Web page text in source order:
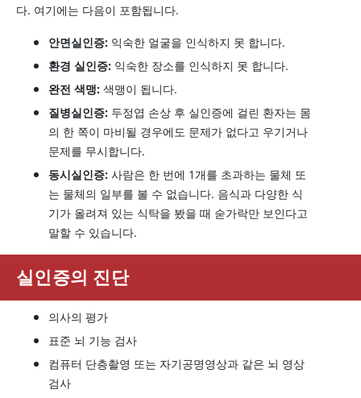
다. 여기에는 다음이 포함됩니다.
안면실인증: 익숙한 얼굴을 인식하지 못 합니다.
환경 실인증: 익숙한 장소를 인식하지 못 합니다.
완전 색맹: 색맹이 됩니다.
질병실인증: 두정엽 손상 후 실인증에 걸린 환자는 몸
의 한 쪽이 마비될 경우에도 문제가 없다고 우기거나
문제를 무시합니다.
동시실인증: 사람은 한 번에 1개를 초과하는 물체 또
는 물체의 일부를 볼 수 없습니다. 음식과 다양한 식
기가 올려져 있는 식탁을 봤을 때 숟가락만 보인다고
말할 수 있습니다.
실인증의 진단
의사의 평가
표준 뇌 기능 검사
컴퓨터 단층촬영 또는 자기공명영상과 같은 뇌 영상
검사